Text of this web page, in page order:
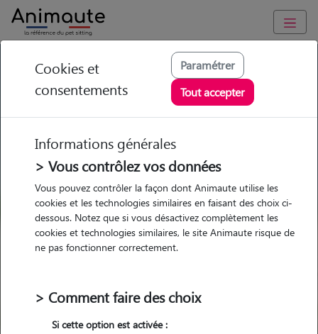
GARDE ANIMAUX à Le Havre : Garde chien et chat en famille
ou à domicile, visites et promenades
Trouvez une garde animaux à
Le Havre
Parmi nos 88 pet-sitters à Le
Havre
Cookies et
consentements
Paramétrer
Tout accepter
Informations générales
> Vous contrôlez vos données
Vous pouvez contrôler la façon dont Animaute utilise les
cookies et les technologies similaires en faisant des choix ci-
dessous. Notez que si vous désactivez complètement les
cookies et technologies similaires, le site Animaute risque de
ne pas fonctionner correctement.
> Comment faire des choix
Si cette option est activée :